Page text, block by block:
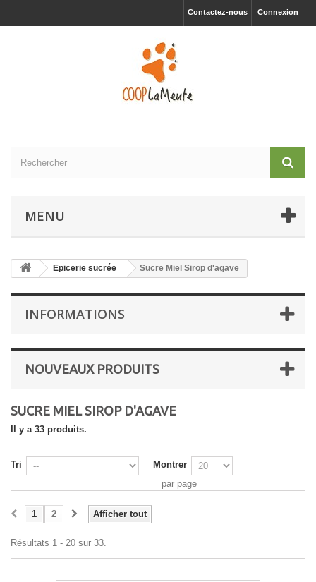
Connexion
Contactez-nous
MENU
Epicerie sucrée Sucre Miel Sirop d'agave
INFORMATIONS
NOUVEAUX PRODUITS
SUCRE MIEL SIROP D'AGAVE
Il y a 33 produits.
Tri
Montrer
par page
Afficher tout
1 2
Résultats 1 - 20 sur 33.